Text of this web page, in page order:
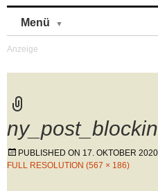
Menü
PUBLISHED ON 17. OKTOBER 2020
FULL RESOLUTION (567 × 186)